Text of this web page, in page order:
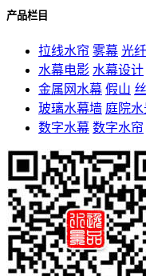
产品栏目
拉线水帘 雾幕 光
水幕电影 水幕设计
金属网水幕 假山
玻璃水幕墙 庭院
数字水幕 数字水帘